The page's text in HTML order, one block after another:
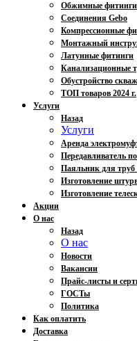
Обжимные фитинги
Соединения Gebo
Компрессионные
Монтажный
Латунные фитинги
Канализационные
Обустройство
ТОП товаров 2024 г.
Услуги
Назад
Услуги
Аренда
Передавливатель
Паяльник для
Изготовление
Изготовление
Акции
О нас
Назад
О нас
Новости
Вакансии
Прайс-листы и
ГОСТы
Политика
Как оплатить
Доставка